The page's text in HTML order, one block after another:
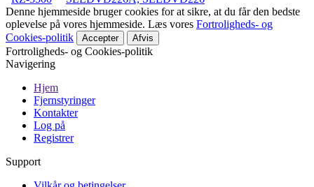
Denne hjemmeside bruger cookies for at sikre, at du får den bedste
oplevelse på vores hjemmeside. Læs vores Fortroligheds- og
Cookies-politik
Accepter Afvis
Fortroligheds- og Cookies-politik
Navigering
Hjem
Fjernstyringer
Kontakter
Log på
Registrer
Support